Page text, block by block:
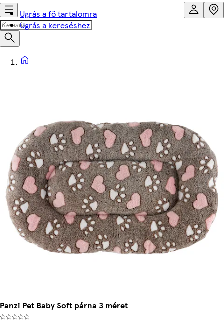
Ugrás a fő tartalomra
Ugrás a kereséshez
Panzi Pet Baby Soft párna 3 méret